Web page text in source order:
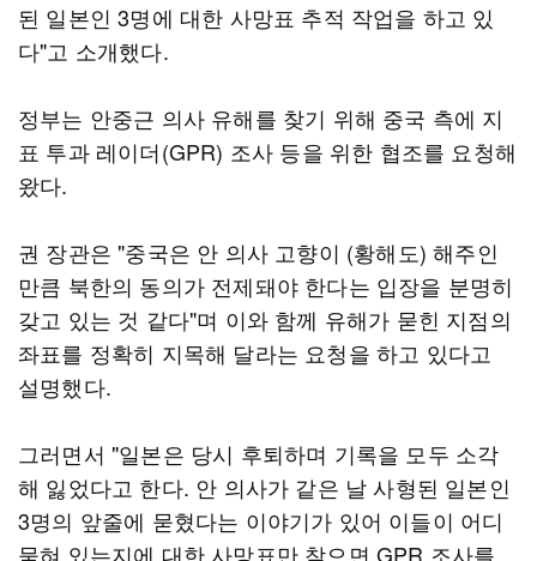
된 일본인 3명에 대한 사망표 추적 작업을 하고 있
다"고 소개했다.
정부는 안중근 의사 유해를 찾기 위해 중국 측에 지
표 투과 레이더(GPR) 조사 등을 위한 협조를 요청해
왔다.
권 장관은 "중국은 안 의사 고향이 (황해도) 해주인
만큼 북한의 동의가 전제돼야 한다는 입장을 분명히
갖고 있는 것 같다"며 이와 함께 유해가 묻힌 지점의
좌표를 정확히 지목해 달라는 요청을 하고 있다고
설명했다.
그러면서 "일본은 당시 후퇴하며 기록을 모두 소각
해 잃었다고 한다. 안 의사가 같은 날 사형된 일본인
3명의 앞줄에 묻혔다는 이야기가 있어 이들이 어디
묻혀 있는지에 대한 사망표만 찾으면 GPR 조사를